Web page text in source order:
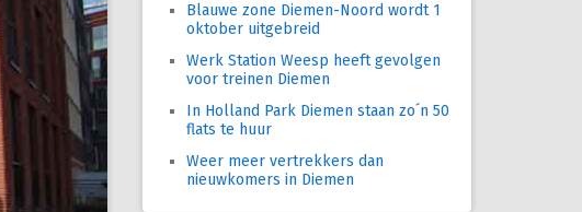
Blauwe zone Diemen-Noord wordt 1
oktober uitgebreid
Werk Station Weesp heeft gevolgen
voor treinen Diemen
In Holland Park Diemen staan zo´n 50
flats te huur
Weer meer vertrekkers dan
nieuwkomers in Diemen